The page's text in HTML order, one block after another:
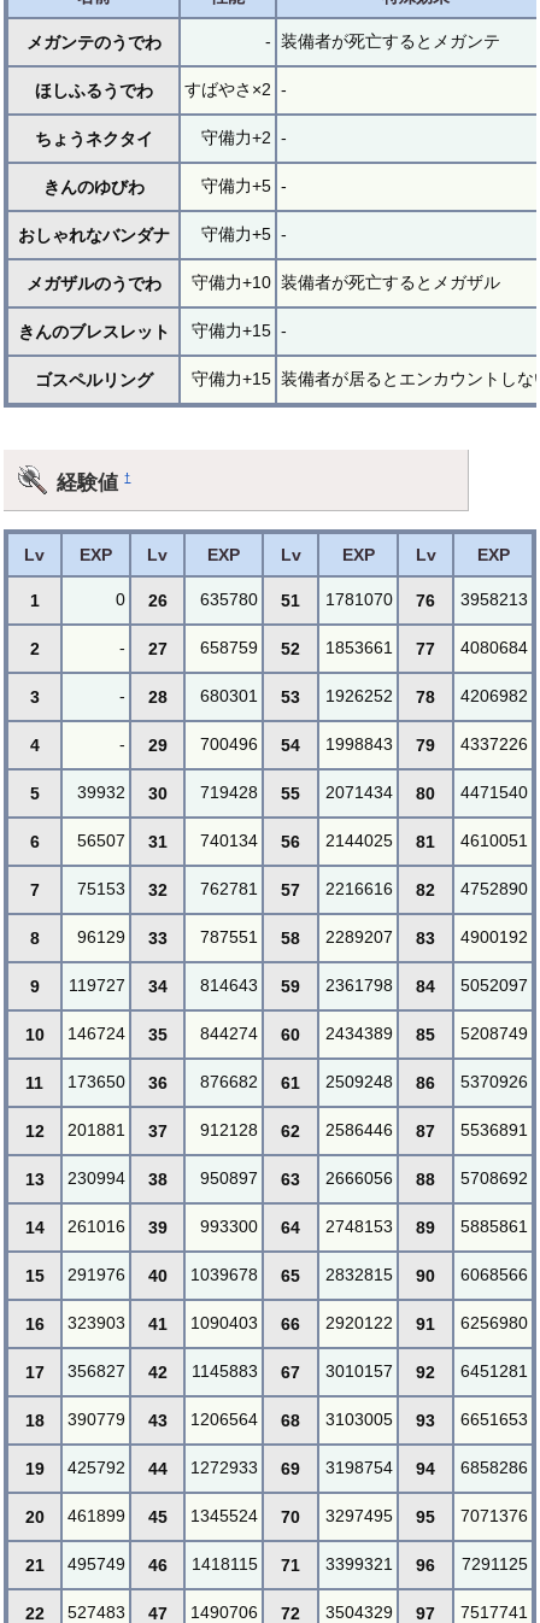
メガンテのうでわ - 装備者が死亡するとメガンテ
ほしふるうでわ すばやさ×2 -
ちょうネクタイ 守備力+2 -
きんのゆびわ 守備力+5 -
おしゃれなバンダナ 守備力+5 -
メガザルのうでわ 守備力+10 装備者が死亡するとメガザル
きんのブレスレット 守備力+15 -
ゴスペルリング 守備力+15 装備者が居るとエンカウントしな
経験値†
Lv EXP Lv EXP Lv EXP Lv EXP
1 0 26 635780 51 1781070 76 3958213
2 - 27 658759 52 1853661 77 4080684
3 - 28 680301 53 1926252 78 4206982
4 - 29 700496 54 1998843 79 4337226
5 39932 30 719428 55 2071434 80 4471540
6 56507 31 740134 56 2144025 81 4610051
7 75153 32 762781 57 2216616 82 4752890
8 96129 33 787551 58 2289207 83 4900192
9 119727 34 814643 59 2361798 84 5052097
10 146724 35 844274 60 2434389 85 5208749
11 173650 36 876682 61 2509248 86 5370926
12 201881 37 912128 62 2586446 87 5536891
13 230994 38 950897 63 2666056 88 5708692
14 261016 39 993300 64 2748153 89 5885861
15 291976 40 1039678 65 2832815 90 6068566
16 323903 41 1090403 66 2920122 91 6256980
17 356827 42 1145883 67 3010157 92 6451281
18 390779 43 1206564 68 3103005 93 6651653
19 425792 44 1272933 69 3198754 94 6858286
20 461899 45 1345524 70 3297495 95 7071376
21 495749 46 1418115 71 3399321 96 7291125
22 527483 47 1490706 72 3504329 97 7517741